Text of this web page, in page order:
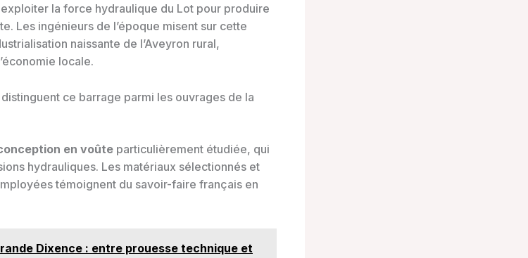
la force hydraulique du Lot pour produire
Les ingénieurs de l’époque misent sur cette
naissante de l’Aveyron rural,
locale.
ce barrage parmi les ouvrages de la
en voûte particulièrement étudiée, qui
hydrauliques. Les matériaux sélectionnés et
témoignent du savoir-faire français en
Dixence : entre prouesse technique et